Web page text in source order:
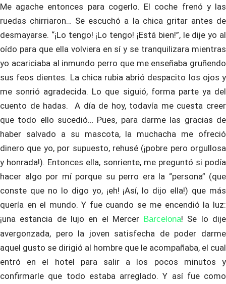
Me agache entonces para cogerlo. El coche frenó y las
ruedas chirriaron… Se escuchó a la chica gritar antes de
desmayarse. “¡Lo tengo! ¡Lo tengo! ¡Está bien!”, le dije yo al
oído para que ella volviera en sí y se tranquilizara mientras
yo acariciaba al inmundo perro que me enseñaba gruñendo
sus feos dientes. La chica rubia abrió despacito los ojos y
me sonrió agradecida. Lo que siguió, forma parte ya del
cuento de hadas. A día de hoy, todavía me cuesta creer
que todo ello sucedió… Pues, para darme las gracias de
haber salvado a su mascota, la muchacha me ofreció
dinero que yo, por supuesto, rehusé (¡pobre pero orgullosa
y honrada!). Entonces ella, sonriente, me preguntó si podía
hacer algo por mí porque su perro era la “persona” (que
conste que no lo digo yo, ¡eh! ¡Así, lo dijo ella!) que más
quería en el mundo. Y fue cuando se me encendió la luz:
¡una estancia de lujo en el Mercer Barcelona! Se lo dije
avergonzada, pero la joven satisfecha de poder darme
aquel gusto se dirigió al hombre que le acompañaba, el cual
entró en el hotel para salir a los pocos minutos y
confirmarle que todo estaba arreglado. Y así fue como